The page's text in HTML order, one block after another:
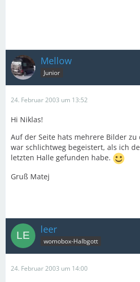
Mellow
Junior
24. Februar 2003 um 13:52
Hi Niklas!
Auf der Seite hats mehrere Bilder zu
war schlichtweg begeistert, als ich
letzten Halle gefunden habe.
Gruß Matej
leer
womobox-Halbgott
24. Februar 2003 um 14:00